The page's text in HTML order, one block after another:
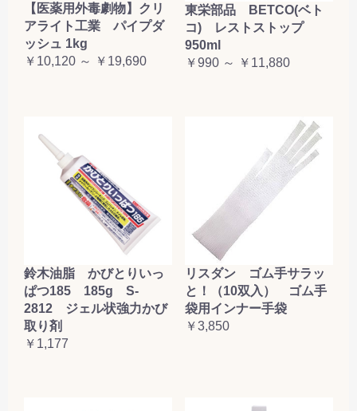
【医薬用外毒劇物】クリ
アライト工業 パイプダ
ッシュ 1kg
￥10,120 ～ ￥19,690
東栄部品 BETCO(ベト
コ) レストストップ
950ml
￥990 ～ ￥11,880
鈴木油脂 かびとりいっ
ぱつ185 185g S-
2812 ジェル状強力かび
取り剤
￥1,177
リスダン ゴム手サラッ
と！（10双入） ゴム手
袋用インナー手袋
￥3,850